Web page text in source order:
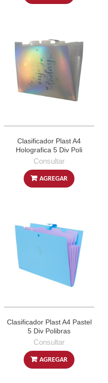
Clasificador Plast A4
Holografica 5 Div Poli
Consultar
AGREGAR
Clasificador Plast A4 Pastel
5 Div Polibras
Consultar
AGREGAR